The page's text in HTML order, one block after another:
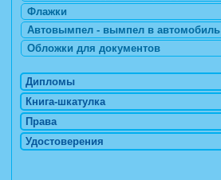
Флажки
Автовымпел - вымпел в автомобиль
Обложки для документов
Дипломы
Книга-шкатулка
Права
Удостоверения